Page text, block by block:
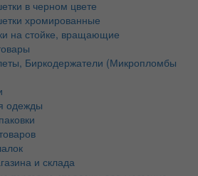
в черном цвете
хромированные
на стойке, вращающие
Биркодержатели (Микропломбы
одежды
и склада